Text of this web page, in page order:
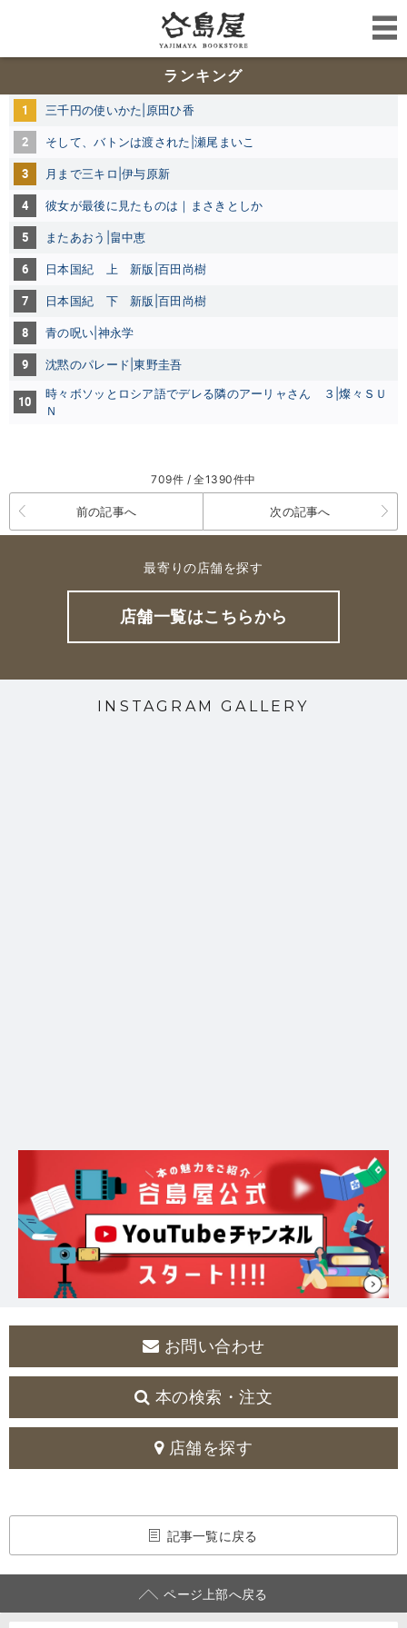
ランキング
1 三千円の使いかた|原田ひ香
2 そして、バトンは渡された|瀬尾まいこ
3 月まで三キロ|伊与原新
4 彼女が最後に見たものは｜まさきとしか
5 またあおう|畠中恵
6 日本国紀 上 新版|百田尚樹
7 日本国紀 下 新版|百田尚樹
8 青の呪い|神永学
9 沈黙のパレード|東野圭吾
10
時々ボソッとロシア語でデレる隣のアーリャさん ３|燦々ＳＵ
Ｎ
709件 / 全1390件中
前の記事へ 次の記事へ
最寄りの店舗を探す
店舗一覧はこちらから
INSTAGRAM GALLERY
お問い合わせ
本の検索・注文
店舗を探す
記事一覧に戻る
ページ上部へ戻る